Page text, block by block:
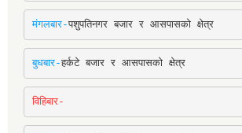
मंगलबार-पशुपतिनगर बजार र आसपासको क्षेत्र
बुधबार-हर्कटे बजार र आसपासको क्षेत्र
विहिबार-